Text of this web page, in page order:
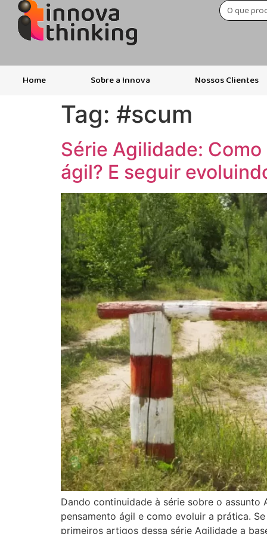
Home Sobre a Innova Nossos Clientes
Tag: #scum
Série Agilidade:
ágil? E seguir
Dando continuidade à série sobre o
pensamento ágil e como evoluir a prática.
primeiros artigos dessa série Agilidade a